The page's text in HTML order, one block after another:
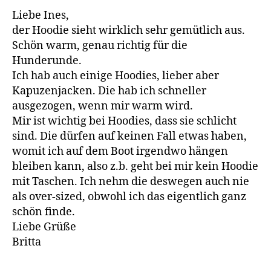
Liebe Ines,
der Hoodie sieht wirklich sehr gemütlich aus.
Schön warm, genau richtig für die
Hunderunde.
Ich hab auch einige Hoodies, lieber aber
Kapuzenjacken. Die hab ich schneller
ausgezogen, wenn mir warm wird.
Mir ist wichtig bei Hoodies, dass sie schlicht
sind. Die dürfen auf keinen Fall etwas haben,
womit ich auf dem Boot irgendwo hängen
bleiben kann, also z.b. geht bei mir kein Hoodie
mit Taschen. Ich nehm die deswegen auch nie
als over-sized, obwohl ich das eigentlich ganz
schön finde.
Liebe Grüße
Britta